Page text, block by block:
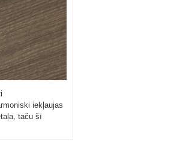
iekļaujas
taču šī